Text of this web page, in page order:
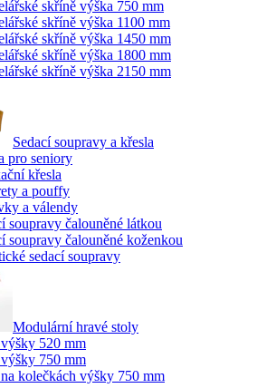
skříně výška 750 mm
skříně výška 1100 mm
skříně výška 1450 mm
skříně výška 1800 mm
skříně výška 2150 mm
Sedací soupravy a křesla
pro seniory
křesla
a pouffy
a válendy
soupravy čalouněné látkou
soupravy čalouněné koženkou
sedací soupravy
Modulární hravé stoly
520 mm
750 mm
kolečkách výšky 750 mm